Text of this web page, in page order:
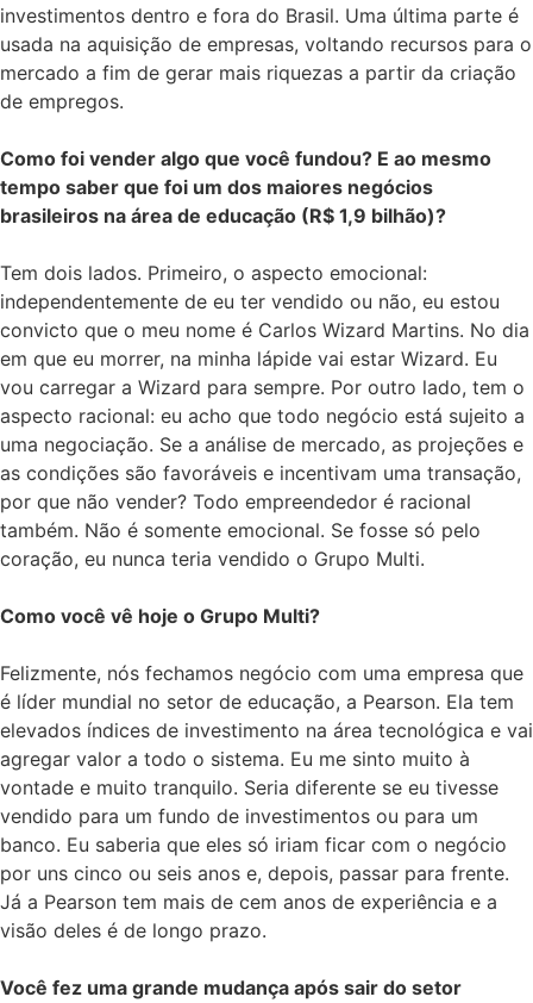
investimentos dentro e fora do Brasil. Uma última parte é
usada na aquisição de empresas, voltando recursos para o
mercado a fim de gerar mais riquezas a partir da criação
de empregos.
Como foi vender algo que você fundou? E ao mesmo
tempo saber que foi um dos maiores negócios
brasileiros na área de educação (R$ 1,9 bilhão)?
Tem dois lados. Primeiro, o aspecto emocional:
independentemente de eu ter vendido ou não, eu estou
convicto que o meu nome é Carlos Wizard Martins. No dia
em que eu morrer, na minha lápide vai estar Wizard. Eu
vou carregar a Wizard para sempre. Por outro lado, tem o
aspecto racional: eu acho que todo negócio está sujeito a
uma negociação. Se a análise de mercado, as projeções e
as condições são favoráveis e incentivam uma transação,
por que não vender? Todo empreendedor é racional
também. Não é somente emocional. Se fosse só pelo
coração, eu nunca teria vendido o Grupo Multi.
Como você vê hoje o Grupo Multi?
Felizmente, nós fechamos negócio com uma empresa que
é líder mundial no setor de educação, a Pearson. Ela tem
elevados índices de investimento na área tecnológica e vai
agregar valor a todo o sistema. Eu me sinto muito à
vontade e muito tranquilo. Seria diferente se eu tivesse
vendido para um fundo de investimentos ou para um
banco. Eu saberia que eles só iriam ficar com o negócio
por uns cinco ou seis anos e, depois, passar para frente.
Já a Pearson tem mais de cem anos de experiência e a
visão deles é de longo prazo.
Você fez uma grande mudança após sair do setor